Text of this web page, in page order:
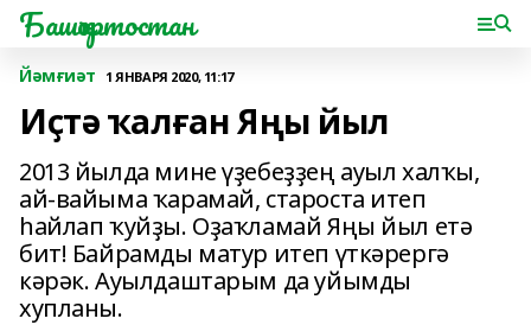
Башҡортостан
Йәмғиәт 1 ЯНВАРЯ 2020, 11:17
Иҫтә ҡалған Яңы йыл
2013 йылда мине үҙебеҙҙең ауыл халҡы,
ай-вайыма ҡарамай, староста итеп
һайлап ҡуйҙы. Оҙаҡламай Яңы йыл етә
бит! Байрамды матур итеп үткәрергә
кәрәк. Ауылдаштарым да уйымды
хупланы.